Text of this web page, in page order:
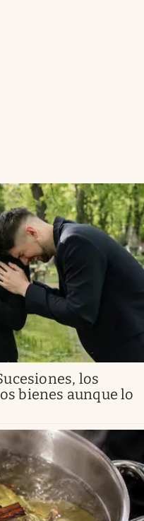
los
bienes aunque lo